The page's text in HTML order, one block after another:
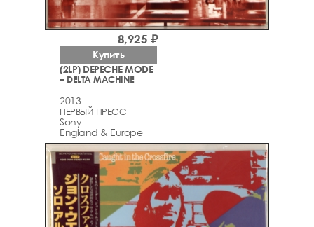
(2LP) DEPECHE MODE
– DELTA MACHINE
2013
ПЕРВЫЙ ПРЕСС
Sony
England & Europe
8,925 ₽
Купить